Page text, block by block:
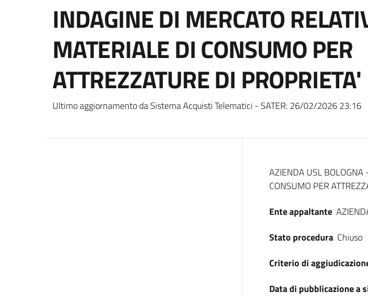
INDAGINE DI MERCATO
MATERIALE DI CONSUMO PER
ATTREZZATURE DI PROPRIETA'
Ultimo aggiornamento da Sistema Acquisti Telematici - SATER: 26/02/2026 23:16
Dati del bando
AZIENDA USL BOLOGNA
CONSUMO PER
Ente appaltante
Stato procedura Chiuso
Criterio di
Data di pubblicazione a